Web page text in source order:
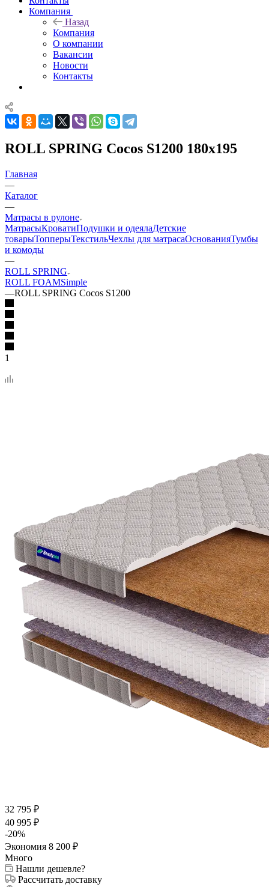
Компания
Назад
Компания
О компании
Вакансии
Новости
Контакты
ROLL SPRING Cocos S1200 180x195
Главная
—
Каталог
—
Матрасы в рулоне
МатрасыКроватиПодушки и одеялаДетские
товарыТопперыТекстильЧехлы для матрасаОснованияТумбы
и комоды
—
ROLL SPRING
ROLL FOAMSimple
—ROLL SPRING Cocos S1200
1
32 795 ₽
40 995 ₽
-20%
Экономия 8 200 ₽
Много
Нашли дешевле?
Рассчитать доставку